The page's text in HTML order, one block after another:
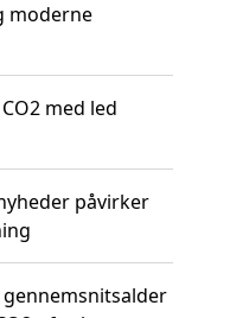
moderne
med led
påvirker